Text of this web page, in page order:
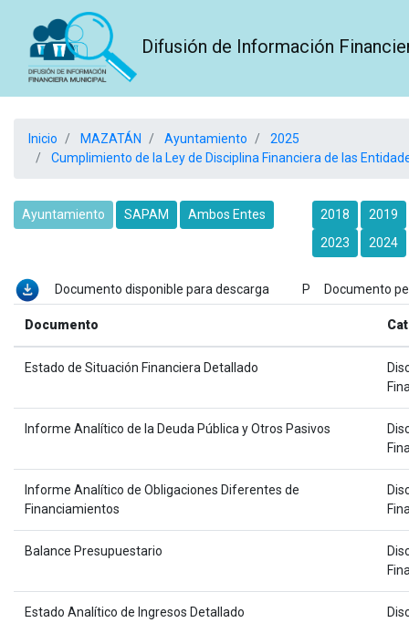
Difusión de Información
Inicio MAZATÁN Ayuntamiento
2025
Cumplimiento de la Ley de Disciplina Financiera de las
Ayuntamiento SAPAM Ambos Entes 2018
2019
2023
2024
Documento disponible para descarga P Documento
Documento
Estado de Situación Financiera Detallado
Informe Analítico de la Deuda Pública y Otros Pasivos
Informe Analítico de Obligaciones Diferentes de
Financiamientos
Balance Presupuestario
Estado Analítico de Ingresos Detallado